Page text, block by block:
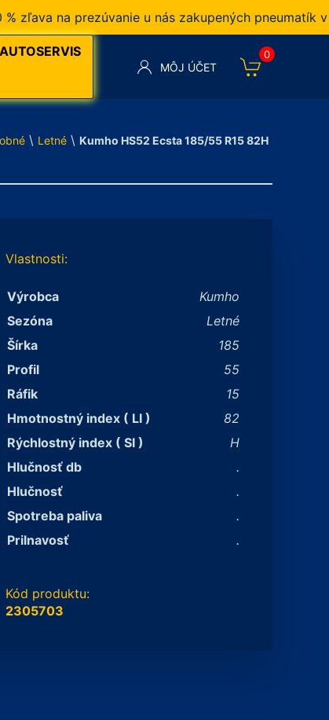
na prezúvanie u nás zakupených pneumatík v
MÔJ ÚČET
0
\ Letné \ Kumho HS52 Ecsta 185/55 R15 82H
Vlastnosti:
Výrobca
Kumho
Sezóna
Letné
Šírka
185
Profil
55
Ráfik
15
Hmotnostný index ( LI )
82
Rýchlostný index ( SI )
H
Hlučnosť db
.
Hlučnosť
.
Spotreba paliva
.
Prilnavosť
.
Kód produktu:
2305703